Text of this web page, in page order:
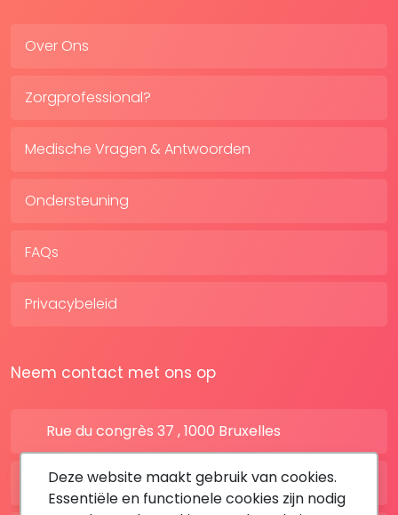
Over Ons
Zorgprofessional?
Medische Vragen & Antwoorden
Ondersteuning
FAQs
Privacybeleid
Neem contact met ons op
Rue du congrès 37 , 1000 Bruxelles
BE: +32 28080227
Deze website maakt gebruik van cookies.
Essentiële en functionele cookies zijn nodig